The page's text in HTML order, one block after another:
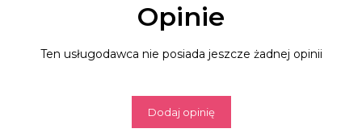
Opinie
Ten usługodawca nie posiada jeszcze żadnej opinii
Dodaj opinię